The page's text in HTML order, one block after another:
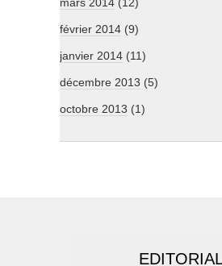
mars 2014 (12)
février 2014 (9)
janvier 2014 (11)
décembre 2013 (5)
octobre 2013 (1)